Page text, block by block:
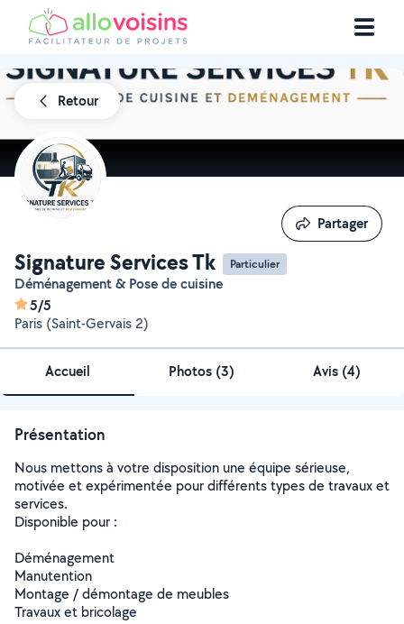
Retour
Signature Services Tk Particulier
Déménagement & Pose de cuisine
5/5
Paris (Saint-Gervais 2)
Partager
Partager
Accueil Photos (3) Avis (4)
Présentation
Nous mettons à votre disposition une équipe sérieuse,
motivée et expérimentée pour différents types de travaux et
services.
Disponible pour :
Déménagement
Manutention
Montage / démontage de meubles
Travaux et bricolage